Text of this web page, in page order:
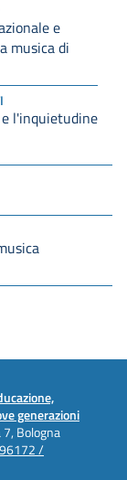
e
musica di
l'inquietudine
generazioni
7, Bologna
/